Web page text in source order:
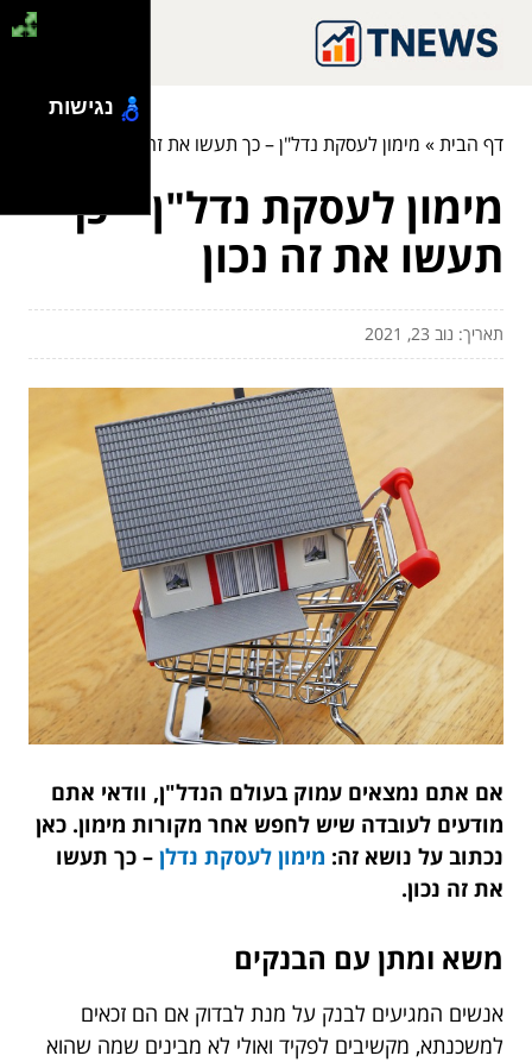
דף הבית» מימון לעסקת נדל"ן – כך תעשו את זה נכון
מימון לעסקת נדל"ן – כך
תעשו את זה נכון
תאריך: נוב 23, 2021
אם אתם נמצאים עמוק בעולם הנדל"ן, וודאי אתם
מודעים לעובדה שיש לחפש אחר מקורות מימון. כאן
נכתוב על נושא זה: מימון לעסקת נדלן – כך תעשו
את זה נכון.
משא ומתן עם הבנקים
אנשים המגיעים לבנק על מנת לבדוק אם הם זכאים
למשכנתא, מקשיבים לפקיד ואולי לא מבינים שמה שהוא
נגישות